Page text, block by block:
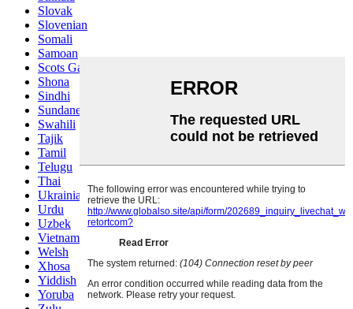
Slovak
Slovenian
Somali
Samoan
Scots Gaelic
Shona
Sindhi
Sundanese
Swahili
Tajik
Tamil
Telugu
Thai
Ukrainian
Urdu
Uzbek
Vietnamese
Welsh
Xhosa
Yiddish
Yoruba